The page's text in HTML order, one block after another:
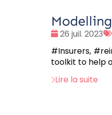
Date
26 juil. 2023
#Insurers,
toolkit to help
Lire la suite